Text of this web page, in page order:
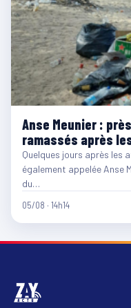
Anse Meunier :
ramassés après
Quelques jours après les
également appelée Anse
du…
05/08 · 14h14